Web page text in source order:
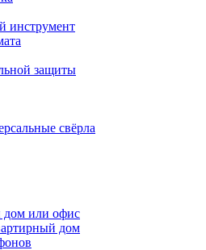
инструмент
защиты
свёрла
дом или офис
дом